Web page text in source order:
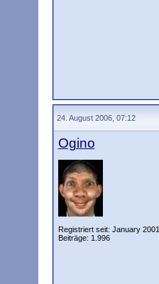
24. August 2006, 07:12
Ogino
Registriert seit: January 2001
Beiträge: 1.996